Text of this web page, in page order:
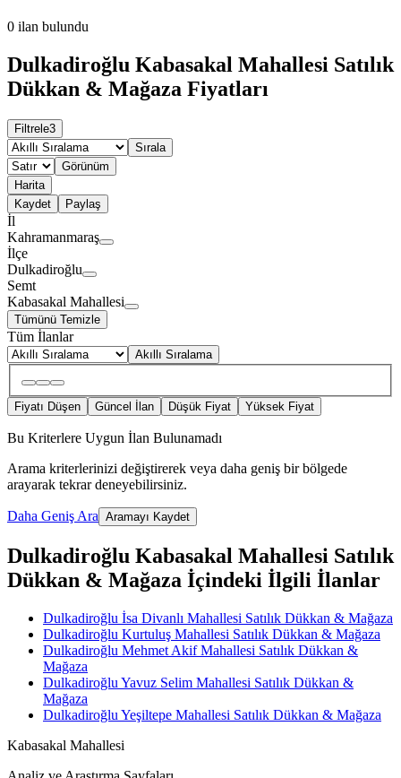
0 ilan bulundu
Dulkadiroğlu Kabasakal Mahallesi Satılık
Dükkan & Mağaza Fiyatları
Filtrele3
Sırala
Görünüm
Harita
Kaydet
Paylaş
İl
Kahramanmaraş
İlçe
Dulkadiroğlu
Semt
Kabasakal Mahallesi
Tümünü Temizle
Tüm İlanlar
Akıllı Sıralama
Fiyatı Düşen Güncel İlan Düşük Fiyat Yüksek Fiyat
Bu Kriterlere Uygun İlan Bulunamadı
Arama kriterlerinizi değiştirerek veya daha geniş bir bölgede
arayarak tekrar deneyebilirsiniz.
Daha Geniş Ara Aramayı Kaydet
Dulkadiroğlu Kabasakal Mahallesi Satılık
Dükkan & Mağaza İçindeki İlgili İlanlar
Dulkadiroğlu İsa Divanlı Mahallesi Satılık Dükkan & Mağaza
Dulkadiroğlu Kurtuluş Mahallesi Satılık Dükkan & Mağaza
Dulkadiroğlu Mehmet Akif Mahallesi Satılık Dükkan &
Mağaza
Dulkadiroğlu Yavuz Selim Mahallesi Satılık Dükkan &
Mağaza
Dulkadiroğlu Yeşiltepe Mahallesi Satılık Dükkan & Mağaza
Kabasakal Mahallesi